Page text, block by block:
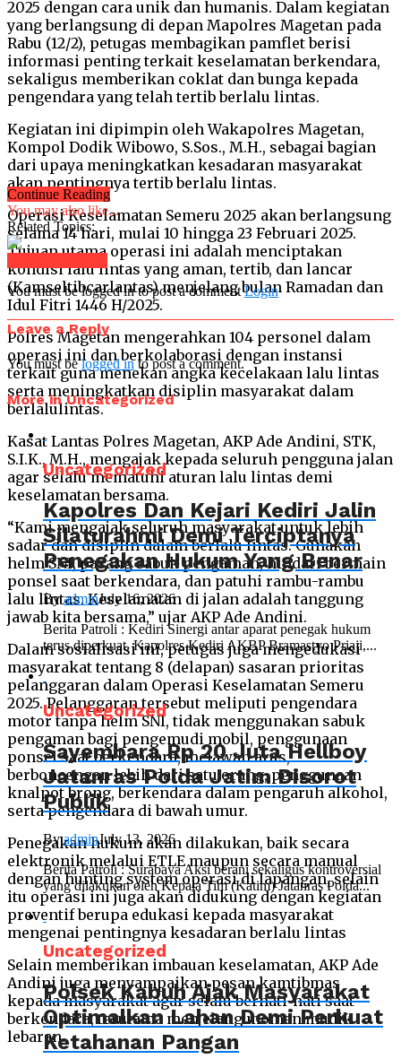
2025 dengan cara unik dan humanis. Dalam kegiatan
yang berlangsung di depan Mapolres Magetan pada
Rabu (12/2), petugas membagikan pamflet berisi
informasi penting terkait keselamatan berkendara,
sekaligus memberikan coklat dan bunga kepada
pengendara yang telah tertib berlalu lintas.
Kegiatan ini dipimpin oleh Wakapolres Magetan,
Kompol Dodik Wibowo, S.Sos., M.H., sebagai bagian
dari upaya meningkatkan kesadaran masyarakat
akan pentingnya tertib berlalu lintas.
Operasi Keselamatan Semeru 2025 akan berlangsung
selama 14 hari, mulai 10 hingga 23 Februari 2025.
Tujuan utama operasi ini adalah menciptakan
kondisi lalu lintas yang aman, tertib, dan lancar
(Kamseltibcarlantas) menjelang bulan Ramadan dan
Idul Fitri 1446 H/2025.
Polres Magetan mengerahkan 104 personel dalam
operasi ini dan berkolaborasi dengan instansi
terkait guna menekan angka kecelakaan lalu lintas
serta meningkatkan disiplin masyarakat dalam
berlalulintas.
Kasat Lantas Polres Magetan, AKP Ade Andini, STK,
S.I.K., M.H., mengajak kepada seluruh pengguna jalan
agar selalu mematuhi aturan lalu lintas demi
keselamatan bersama.
“Kami mengajak seluruh masyarakat untuk lebih
sadar dan disiplin dalam berlalu lintas. Gunakan
helm SNI, pasang sabuk pengaman, hindari bermain
ponsel saat berkendara, dan patuhi rambu-rambu
lalu lintas. Keselamatan di jalan adalah tanggung
jawab kita bersama,” ujar AKP Ade Andini.
Dalam sosialisasi ini, petugas juga mengedukasi
masyarakat tentang 8 (delapan) sasaran prioritas
pelanggaran dalam Operasi Keselamatan Semeru
2025. Pelanggaran tersebut meliputi pengendara
motor tanpa helm SNI, tidak menggunakan sabuk
pengaman bagi pengemudi mobil, penggunaan
ponsel saat berkendara, melawan arus,
berboncengan lebih dari satu orang, penggunaan
knalpot brong, berkendara dalam pengaruh alkohol,
serta pengendara di bawah umur.
Penegakan hukum akan dilakukan, baik secara
elektronik melalui ETLE maupun secara manual
dengan hunting system operasi di lapangan, selain
itu operasi ini juga akan didukung dengan kegiatan
preventif berupa edukasi kepada masyarakat
mengenai pentingnya kesadaran berlalu lintas
Selain memberikan imbauan keselamatan, AKP Ade
Andini juga menyampaikan pesan kamtibmas
kepada masyarakat agar selalu berhati-hati saat
berkendara, terutama menjelang momen mudik
lebaran.
Continue Reading
You may also like...
Related Topics:
You must be logged in to post a commentLogin
Leave a Reply
You must belogged into post a comment.
More in Uncategorized
Uncategorized
Kapolres Dan Kejari Kediri Jalin
Silaturahmi Demi Terciptanya
Penegakan Hukum Yang Benar
ByadminJuly 16, 2026
Berita Patroli : Kediri Sinergi antar aparat penegak hukum
terus diperkuat. Kapolres Kediri AKBP Bramastyo Priaji,...
Uncategorized
Sayembara Rp 20 Juta Hellboy
Jatanras Polda Jatim Disorot
Publik
ByadminJuly 13, 2026
Berita Patroli : Surabaya Aksi berani sekaligus kontroversial
yang dilakukan oleh Kepala Tim (Katim) Jatanras Polda...
Uncategorized
Polsek Kabuh Ajak Masyarakat
Optimalkan Lahan Demi Perkuat
Ketahanan Pangan